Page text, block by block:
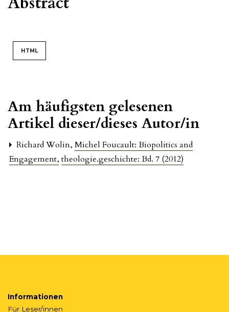
HTML
Am häufigsten gelesenen
Artikel dieser/dieses Autor/in
Richard Wolin, Michel Foucault: Biopolitics and
Engagement, theologie.geschichte: Bd. 7 (2012)
Informationen
Für Leser/innen